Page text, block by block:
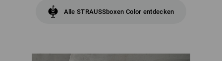
Alle STRAUSSboxen Color entdecken